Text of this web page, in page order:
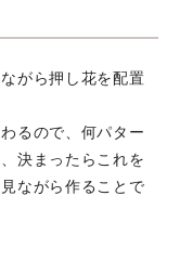
がら押し花を配置
るので、何パター
決まったらこれを
ながら作ることで